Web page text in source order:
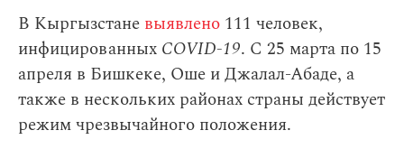
В Кыргызстане выявлено 111 человек,
инфицированных COVID-19. С 25 марта по 15
апреля в Бишкеке, Оше и Джалал-Абаде, а
также в нескольких районах страны действует
режим чрезвычайного положения.